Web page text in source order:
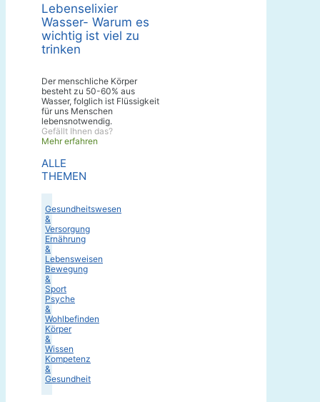
Lebenselixier
Wasser- Warum es
wichtig ist viel zu
trinken
Der menschliche Körper
besteht zu 50-60% aus
Wasser, folglich ist Flüssigkeit
für uns Menschen
lebensnotwendig.
Gefällt Ihnen das?
Mehr erfahren
ALLE
THEMEN
Gesundheitswesen
&
Versorgung
Ernährung
&
Lebensweisen
Bewegung
&
Sport
Psyche
&
Wohlbefinden
Körper
&
Wissen
Kompetenz
&
Gesundheit